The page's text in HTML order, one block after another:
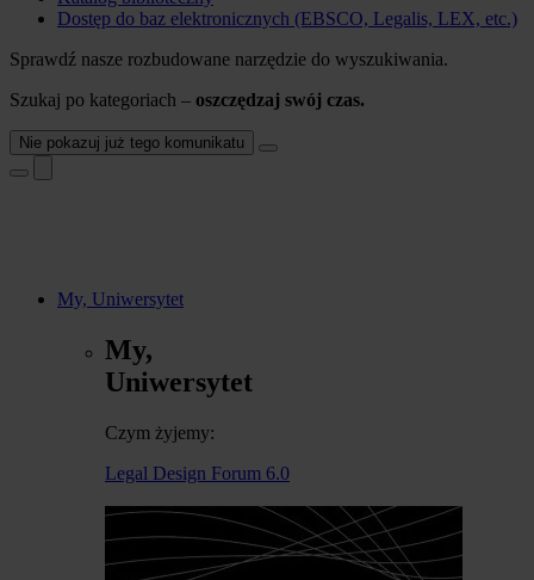
Dostęp do baz elektronicznych (EBSCO, Legalis, LEX, etc.)
Sprawdź nasze rozbudowane narzędzie do wyszukiwania.
Szukaj po kategoriach – oszczędzaj swój czas.
Nie pokazuj już tego komunikatu
My, Uniwersytet
My,
Uniwersytet
Czym żyjemy:
Legal Design Forum 6.0